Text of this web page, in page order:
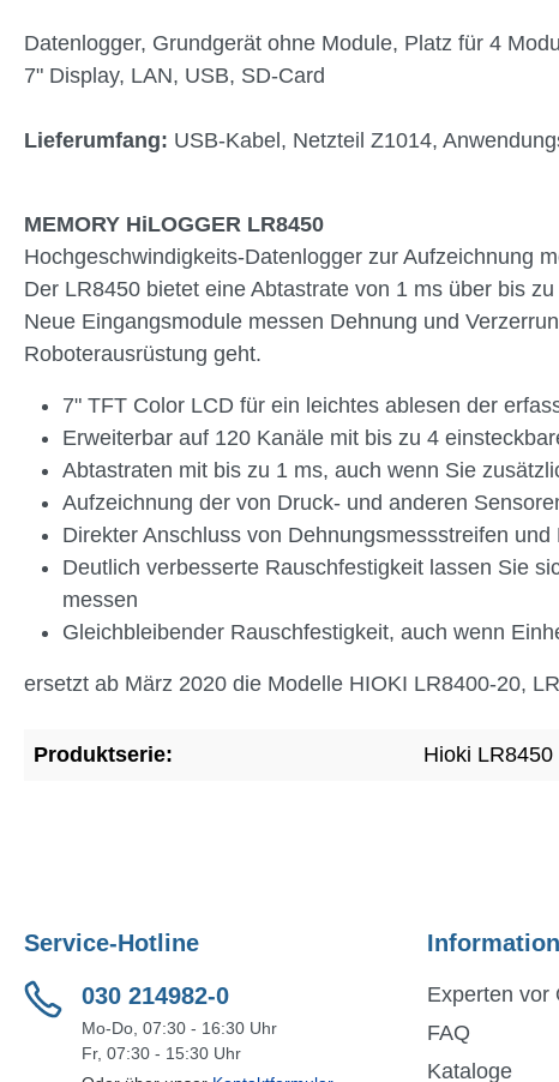
Datenlogger, Grundgerät ohne Module, Platz für 4
7" Display, LAN, USB, SD-Card
Lieferumfang: USB-Kabel, Netzteil Z1014,
MEMORY HiLOGGER LR8450
Hochgeschwindigkeits-Datenlogger zur Aufzeichnung
Der LR8450 bietet eine Abtastrate von 1 ms über bis
Neue Eingangsmodule messen Dehnung und
Roboterausrüstung geht.
7" TFT Color LCD für ein leichtes ablesen der
Erweiterbar auf 120 Kanäle mit bis zu 4
Abtastraten mit bis zu 1 ms, auch wenn Sie
Aufzeichnung der von Druck- und anderen
Direkter Anschluss von Dehnungsmessstreifen
Deutlich verbesserte Rauschfestigkeit lassen Sie
messen
Gleichbleibender Rauschfestigkeit, auch wenn
ersetzt ab März 2020 die Modelle HIOKI LR8400-20,
Produktserie: Hioki LR8450
Service-Hotline
030 214982-0
Mo-Do, 07:30 - 16:30 Uhr
Fr, 07:30 - 15:30 Uhr
Experten vor
FAQ
Kataloge